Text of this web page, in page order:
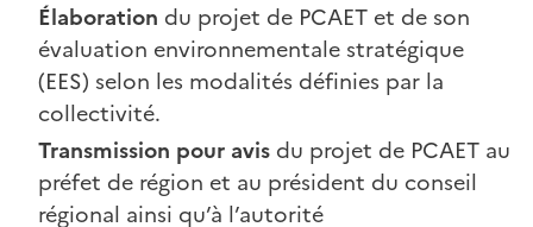
Élaboration du projet de PCAET et de son
évaluation environnementale stratégique
(EES) selon les modalités définies par la
collectivité.
Transmission pour avis du projet de PCAET au
préfet de région et au président du conseil
régional ainsi qu’à l’autorité